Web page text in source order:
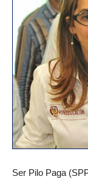
Ser Pilo Paga